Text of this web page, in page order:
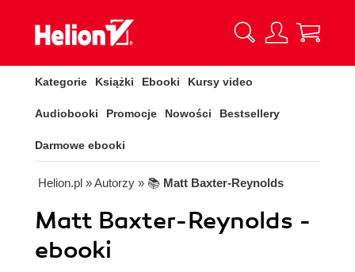
Kategorie Książki Ebooki Kursy video
Audiobooki Promocje Nowości Bestsellery
Darmowe ebooki
Helion.pl » Autorzy » 📚 Matt Baxter-Reynolds
Matt Baxter-Reynolds -
ebooki